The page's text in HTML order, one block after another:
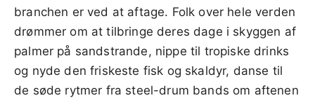
branchen er ved at aftage. Folk over hele verden
drømmer om at tilbringe deres dage i skyggen af
palmer på sandstrande, nippe til tropiske drinks
og nyde den friskeste fisk og skaldyr, danse til
de søde rytmer fra steel-drum bands om aftenen